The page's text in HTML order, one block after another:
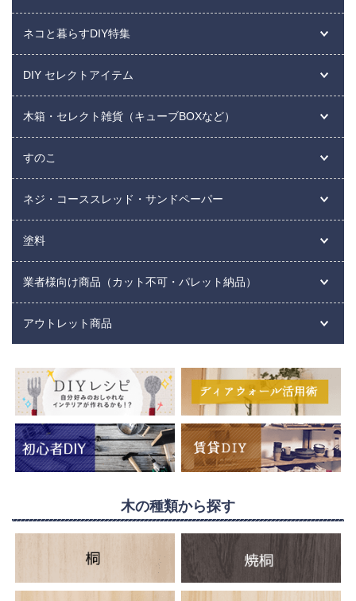
ネコと暮らすDIY特集
DIY セレクトアイテム
木箱・セレクト雑貨（キューブBOXなど）
すのこ
ネジ・コーススレッド・サンドペーパー
塗料
業者様向け商品（カット不可・パレット納品）
アウトレット商品
木の種類から探す